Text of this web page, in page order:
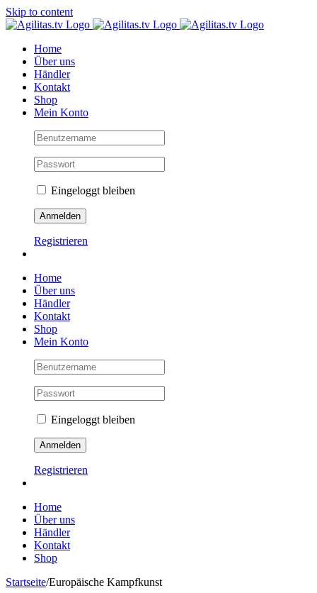
Skip to content
Home
Über uns
Händler
Kontakt
Shop
Mein Konto
Eingeloggt bleiben
Registrieren
Home
Über uns
Händler
Kontakt
Shop
Mein Konto
Eingeloggt bleiben
Registrieren
Home
Über uns
Händler
Kontakt
Shop
Startseite/Europäische Kampfkunst